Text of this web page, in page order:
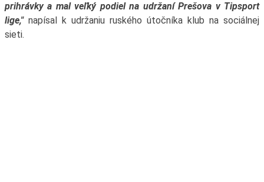
prihrávky a mal veľký podiel na udržaní Prešova v Tipsport
lige,"napísal k udržaniu ruského útočníka klub na sociálnej
sieti.